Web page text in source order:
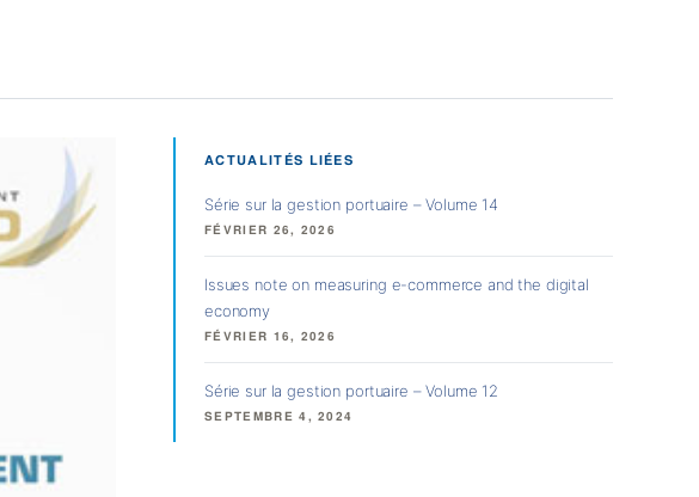
ACTUALITÉS LIÉES
Série sur la gestion portuaire – Volume 14
FÉVRIER 26, 2026
Issues note on measuring e-commerce and the digital
economy
FÉVRIER 16, 2026
Série sur la gestion portuaire – Volume 12
SEPTEMBRE 4, 2024